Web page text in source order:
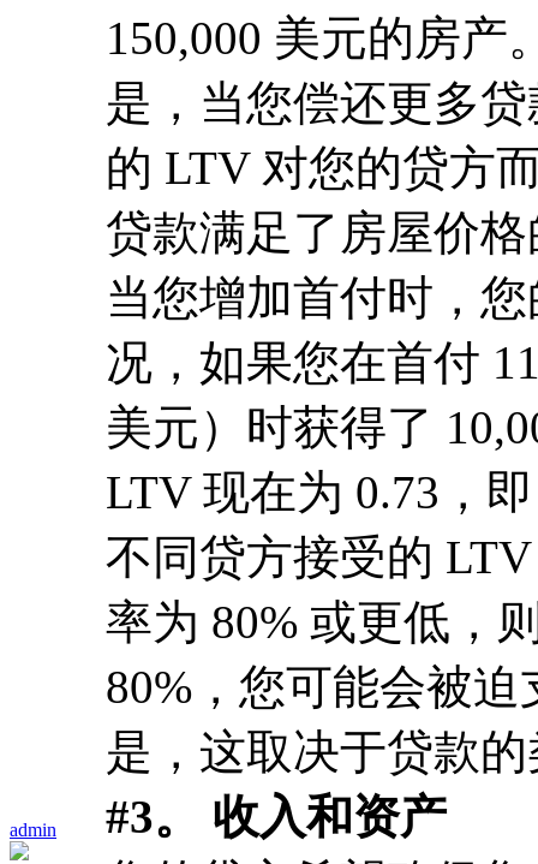
admin
150,000 美元的房产
是，当您偿还更多
的 LTV 对您的贷方
贷款满足了房屋价
当您增加首付时，
况，如果您在首付
美元）时获得了
LTV 现在为 0.73，
不同贷方接受的
率为 80% 或更低，
80%，您可能会被
是，这取决于贷款
#3。 收入和资产